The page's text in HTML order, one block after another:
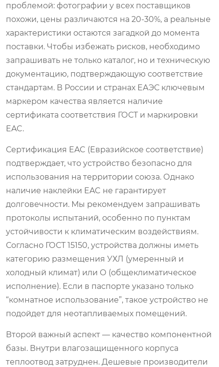
проблемой: фотографии у всех поставщиков
похожи, цены различаются на 20-30%, а реальные
характеристики остаются загадкой до момента
поставки. Чтобы избежать рисков, необходимо
запрашивать не только каталог, но и техническую
документацию, подтверждающую соответствие
стандартам. В России и странах ЕАЭС ключевым
маркером качества является наличие
сертификата соответствия ГОСТ и маркировки
EAC.
Сертификация EAC (Евразийское соответствие)
подтверждает, что устройство безопасно для
использования на территории союза. Однако
наличие наклейки EAC не гарантирует
долговечности. Мы рекомендуем запрашивать
протоколы испытаний, особенно по пунктам
устойчивости к климатическим воздействиям.
Согласно ГОСТ 15150, устройства должны иметь
категорию размещения УХЛ (умеренный и
холодный климат) или О (общеклиматическое
исполнение). Если в паспорте указано только
“комнатное использование”, такое устройство не
подойдет для неотапливаемых помещений.
Второй важный аспект — качество компонентной
базы. Внутри влагозащищенного корпуса
теплоотвод затруднен. Дешевые производители